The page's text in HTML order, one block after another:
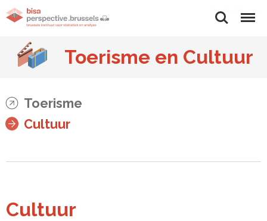
ZoekenMenu
Toerisme en Cultuur
Toerisme
Cultuur
Cultuur